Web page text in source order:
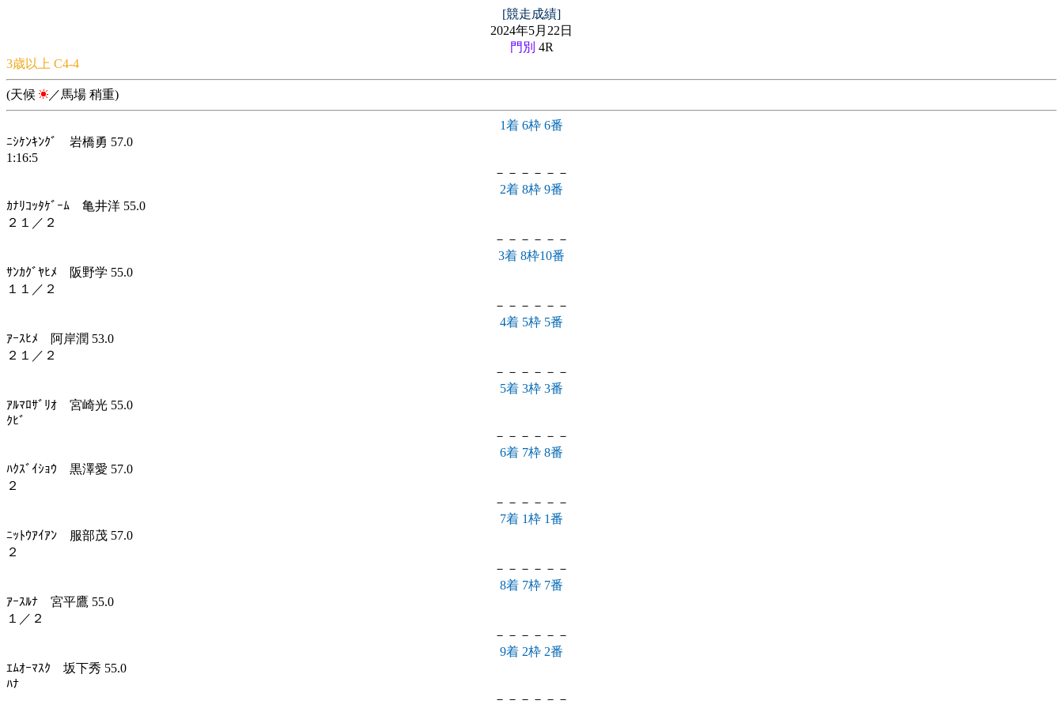
[競走成績]
2024年5月22日
門別 4R
3歳以上 C4-4
(天候 ／馬場 稍重)
1着 6枠 6番
ﾆｼｹﾝｷﾝｸﾞ 岩橋勇 57.0
1:16:5
－－－－－－
2着 8枠 9番
ｶﾅﾘｺｯﾀｹﾞｰﾑ 亀井洋 55.0
２１／２
－－－－－－
3着 8枠10番
ｻﾝｶｸﾞﾔﾋﾒ 阪野学 55.0
１１／２
－－－－－－
4着 5枠 5番
ｱｰｽﾋﾒ 阿岸潤 53.0
２１／２
－－－－－－
5着 3枠 3番
ｱﾙﾏﾛｻﾞﾘｵ 宮崎光 55.0
ｸﾋﾞ
－－－－－－
6着 7枠 8番
ﾊｸｽﾞｲｼｮｳ 黒澤愛 57.0
２
－－－－－－
7着 1枠 1番
ﾆｯﾄｳｱｲｱﾝ 服部茂 57.0
２
－－－－－－
8着 7枠 7番
ｱｰｽﾙﾅ 宮平鷹 55.0
１／２
－－－－－－
9着 2枠 2番
ｴﾑｵｰﾏｽｸ 坂下秀 55.0
ﾊﾅ
－－－－－－